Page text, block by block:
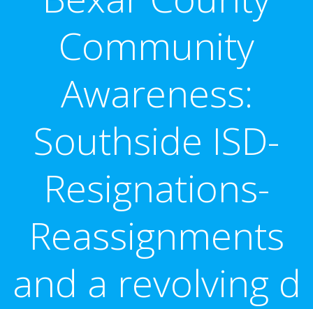
Community
Awareness:
Southside ISD-
Resignations-
Reassignments
and a revolving d